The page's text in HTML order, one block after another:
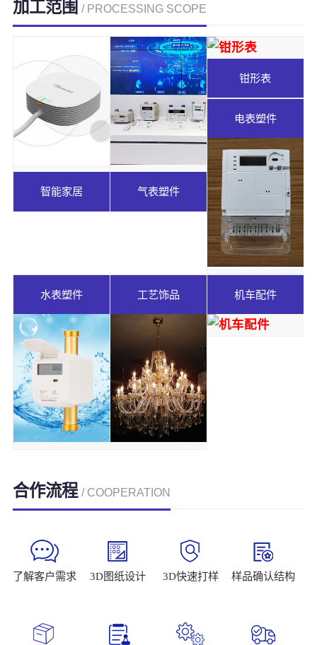
加工范围 / PROCESSING SCOPE
智能家居 气表塑件
钳形表
电表塑件
水表塑件 工艺饰品 机车配件
合作流程 / COOPERATION
了解客户需求 3D图纸设计 3D快速打样 样品确认结构